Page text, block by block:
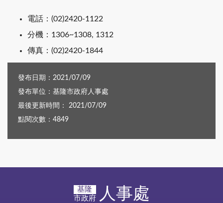
電話：(02)2420-1122
分機：1306~1308, 1312
傳真：(02)2420-1844
發布日期：2021/07/09
發布單位：基隆市政府人事處
最後更新時間： 2021/07/09
點閱次數：4849
基隆
市政府
人事處